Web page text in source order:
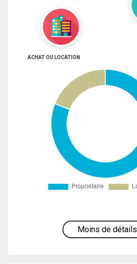
ACHAT OU LOCATION
Moins de détails